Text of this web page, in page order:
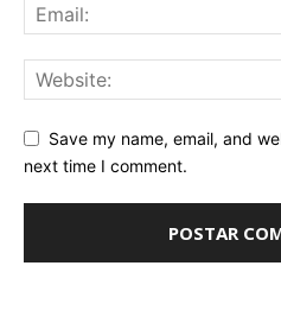
Save my name, email, and
next time I comment.